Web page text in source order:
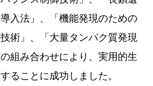
入法」、「機能発現のための
術」、「大量タンパク質発現
組み合わせにより、実用的生
ることに成功しました。